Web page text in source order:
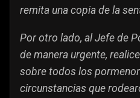
remita una copia de la
Por otro lado, al Jefe de
de manera urgente,
sobre todos los
circunstancias que